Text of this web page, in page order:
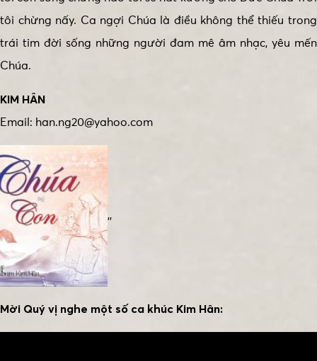
tôi chừng nấy. Ca ngợi Chúa là điều không thể thiếu trong
trái tim đời sống những người đam mê âm nhạc, yêu mến
Chúa.
KIM HÂN
Email: han.ng20@yahoo.com
,,
Mời Quý vị nghe một số ca khúc Kim Hân: